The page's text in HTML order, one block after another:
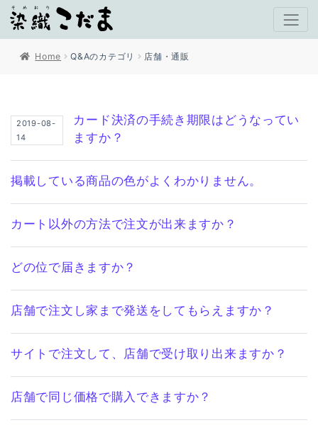
Home Q&Aのカテゴリ 店舗・通販
2019-08-
14
カード決済の手続き期限はどうなってい
ますか？
掲載している商品の色がよくわかりません。
カート以外の方法で注文が出来ますか？
どの位で届きますか？
店舗で注文し家まで発送をしてもらえますか？
サイトで注文して、店舗で受け取り出来ますか？
店舗で同じ価格で購入できますか？